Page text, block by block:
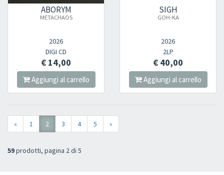
ABORYM
METACHAOS
2026
DIGI CD
€ 14,00
Aggiungi al carrello
SIGH
GOH-KA
2026
2LP
€ 40,00
Aggiungi al carrello
« 1 2 3 4 5 »
59prodotti, pagina 2 di 5